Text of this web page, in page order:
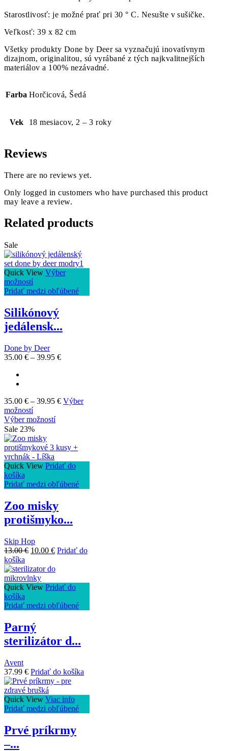
Starostlivosť: je možné prať pri 30 ° C. Nesušte v sušičke.
Veľkosť: 39 x 82 cm
Všetky produkty Done by Deer sa vyznačujú inovatívnym
dizajnom, originalitou, sú vyrábané z tých najkvalitnejších
materiálov a 100% nezávadné.
Farba Horčicová, Šedá
Vek 18 mesiacov, 2 – 3 roky
Reviews
There are no reviews yet.
Only logged in customers who have purchased this product
may leave a review.
Related products
Sale
Quick View Výber
možností
Pridať medzi obľúbené
Silikónový
jedálensk...
Done by Deer
35.00 € – 39.95 €
35.00 € – 39.95 € Výber
možností
Výber možností
Sale 23%
Quick View Pridať do
košíka
Pridať medzi obľúbené
Zoo misky
protišmyko...
Skip Hop
13.00€ 10.00 € Pridať do
košíka
Quick View Pridať do
košíka
Pridať medzi obľúbené
Parný
sterilizátor d...
Avent
37.99 € Pridať do košíka
Quick View Viac info
Pridať medzi obľúbené
Prvé príkrmy
–...